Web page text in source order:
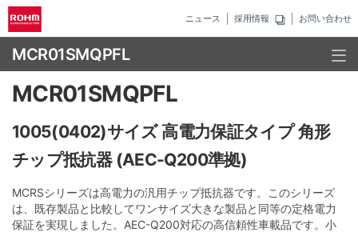
ニュース 採用情報 お問い合わせ
MCR01SMQPFL
MCR01SMQPFL
1005(0402)サイズ 高電力保証タイプ 角形
チップ抵抗器 (AEC-Q200準拠)
MCRSシリーズは高電力の汎用チップ抵抗器です。このシリーズ
は、既存製品と比較してワンサイズ大きな製品と同等の定格電力
保証を実現しました。AEC-Q200対応の高信頼性車載品です。小